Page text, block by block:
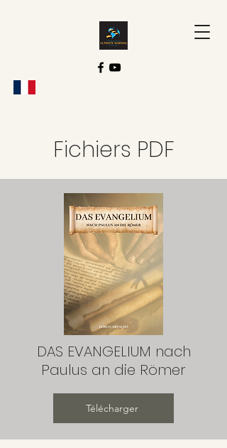
Fichiers PDF
DAS EVANGELIUM nach
Paulus an die Römer
Télécharger